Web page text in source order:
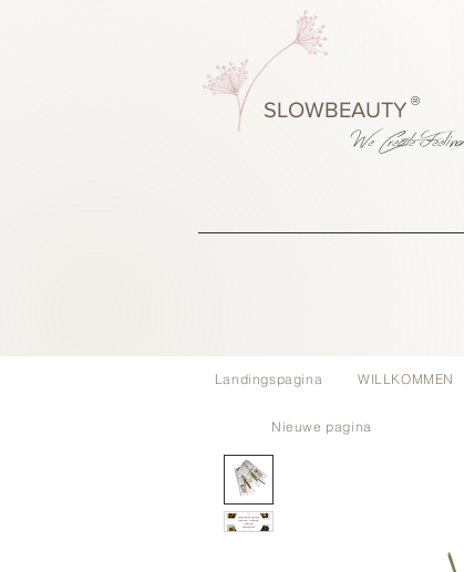
®
SLOWBEAUTY
We CreateFeeling
Landingspagina WILLKOMMEN
Nieuwe pagina